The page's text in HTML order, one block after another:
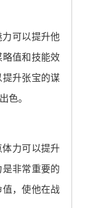
可以提升他
值和技能效
升张宝的谋
色。
力可以提升
非常重要的
值，使他在战